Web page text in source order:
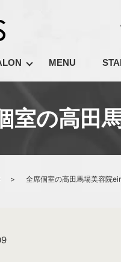
MENU
室の高田
全席個室の高田馬場美容院